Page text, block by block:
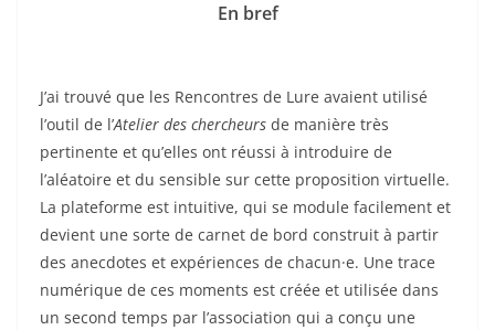
En bref
J’ai trouvé que les Rencontres de Lure avaient utilisé
l’outil de l’Atelier des chercheurs de manière très
pertinente et qu’elles ont réussi à introduire de
l’aléatoire et du sensible sur cette proposition virtuelle.
La plateforme est intuitive, qui se module facilement et
devient une sorte de carnet de bord construit à partir
des anecdotes et expériences de chacun·e. Une trace
numérique de ces moments est créée et utilisée dans
un second temps par l’association qui a conçu une